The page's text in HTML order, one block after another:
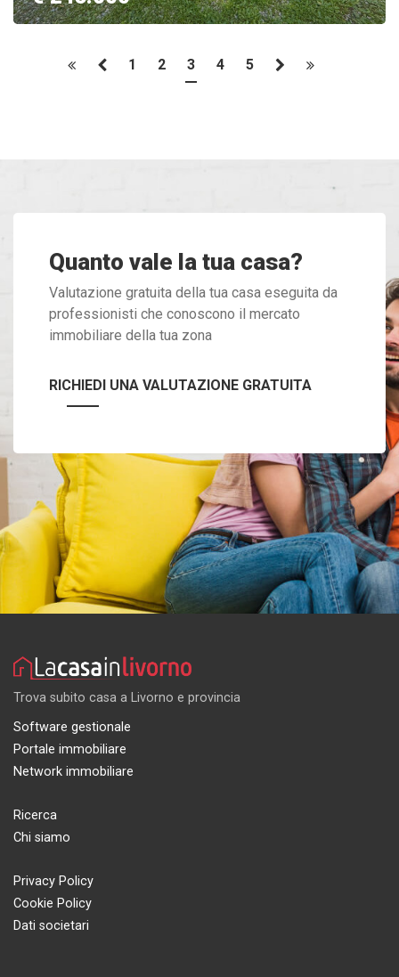
1 2 3 4 5
Quanto vale la tua casa?
Valutazione gratuita della tua casa eseguita da
professionisti che conoscono il mercato
immobiliare della tua zona
RICHIEDI UNA VALUTAZIONE GRATUITA
Trova subito casa a Livorno e provincia
Software gestionale
Portale immobiliare
Network immobiliare
Ricerca
Chi siamo
Privacy Policy
Cookie Policy
Dati societari